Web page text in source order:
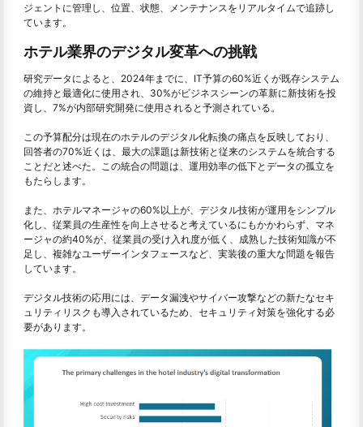
ジェントに管理し、位置、状態、メンテナンスをリアルタイムで追跡し
ています。
ホテル業界のデジタル変革への挑戦
研究データによると、2024年までに、IT予算の60%近くが既存システム
の維持と最適化に使用され、30%がビジネスシーンの革新に新技術を投
資し、7%が内部研究開発に使用されると予測されている。
この予算配分は現在のホテルのデジタル化転換の痛点を反映しており、
回答者の70%近くは、最大の課題は新技術と従来のシステムを統合する
ことだと述べた。この統合の問題は、運用効率の低下とデータの孤立を
もたらします。
また、ホテルマネージャの60%以上が、デジタル技術が運用をシンプル
化し、従業員の生産性を向上させると考えているにもかかわらず、マネ
ージャの約40%が、従業員の受け入れ度が低く、成熟した技術知識が不
足し、複雑なユーザーインタフェースなど、実装後の重大な問題を報告
しています。
デジタル技術の応用には、データ漏洩やサイバー攻撃などの新たなセキ
ュリティリスクも導入されているため、セキュリティ対策を強化する必
要があります。